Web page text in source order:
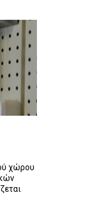
χώρου